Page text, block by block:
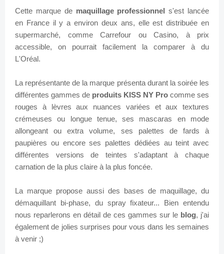
Cette marque de maquillage professionnel s'est lancée
en France il y a environ deux ans, elle est distribuée en
supermarché, comme Carrefour ou Casino, à prix
accessible, on pourrait facilement la comparer à du
L'Oréal.
La représentante de la marque présenta durant la soirée les
différentes gammes de produits KISS NY Pro comme ses
rouges à lèvres aux nuances variées et aux textures
crémeuses ou longue tenue, ses mascaras en mode
allongeant ou extra volume, ses palettes de fards à
paupières ou encore ses palettes dédiées au teint avec
différentes versions de teintes s'adaptant à chaque
carnation de la plus claire à la plus foncée.
La marque propose aussi des bases de maquillage, du
démaquillant bi-phase, du spray fixateur... Bien entendu
nous reparlerons en détail de ces gammes sur le blog, j'ai
également de jolies surprises pour vous dans les semaines
à venir ;)